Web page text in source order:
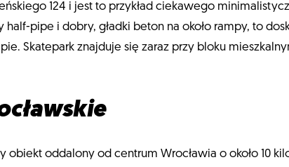
124 i jest to przykład ciekawego
pipe i dobry, gładki beton na około rampy, to
Skatepark znajduje się zaraz przy bloku
obiekt oddalony od centrum Wrocławia o około 10